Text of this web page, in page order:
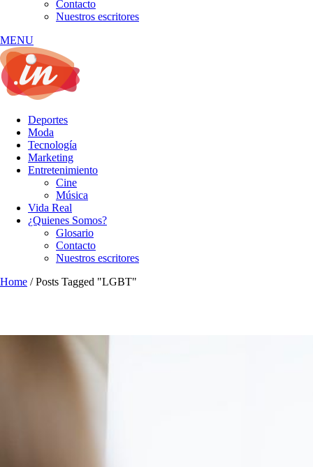
Contacto
Nuestros escritores
MENU
Deportes
Moda
Tecnología
Marketing
Entretenimiento
Cine
Música
Vida Real
¿Quienes Somos?
Glosario
Contacto
Nuestros escritores
Home /Posts Tagged "LGBT"